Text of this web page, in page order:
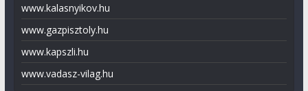
www.kalasnyikov.hu
www.gazpisztoly.hu
www.kapszli.hu
www.vadasz-vilag.hu